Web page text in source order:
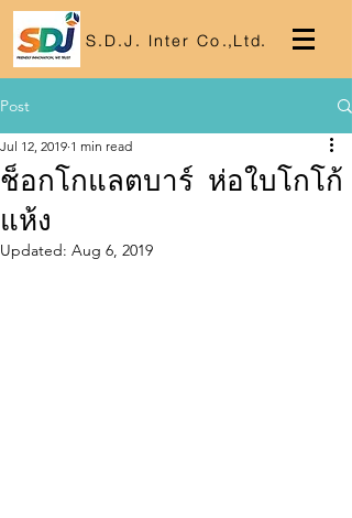
S.D.J. Inter Co.,Ltd.
Post
ช็อกโกแลตบาร์ ห่อใบโกโก้
แห้ง
Jul 12, 2019 1 min read
Updated: Aug 6, 2019